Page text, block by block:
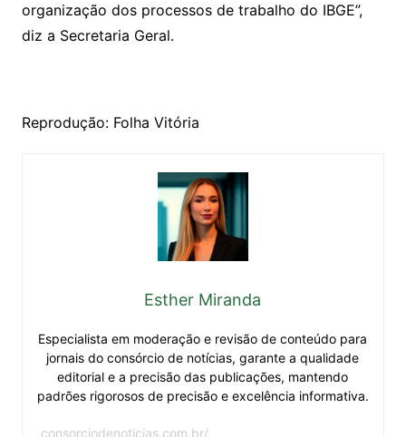
organização dos processos de trabalho do IBGE”,
diz a Secretaria Geral.
Reprodução: Folha Vitória
Esther Miranda
Especialista em moderação e revisão de conteúdo para
jornais do consórcio de notícias, garante a qualidade
editorial e a precisão das publicações, mantendo
padrões rigorosos de precisão e excelência informativa.
consorciodenoticias.com.br/